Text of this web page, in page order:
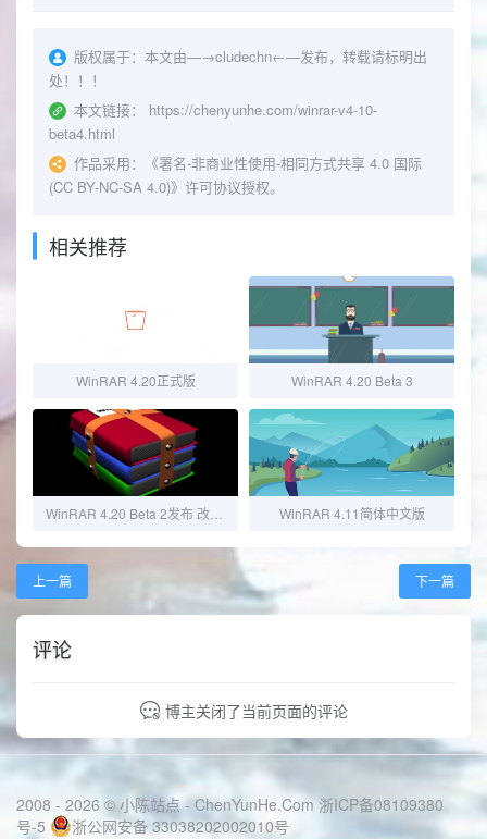
版权属于： 本文由—→cludechn←—发布，转载请标明出
处！！！
本文链接：
https://chenyunhe.com/winrar-v4-10-
beta4.html
作品采用：
《署名-非商业性使用-相同方式共享 4.0 国际
(CC BY-NC-SA 4.0)》许可协议授权。
相关推荐
WinRAR 4.20正式版 WinRAR 4.20 Beta 3
WinRAR 4.11简体中文版
上一篇 下一篇
评论
博主关闭了当前页面的评论
2008 - 2026 © 小陈站点 -ChenYunHe.Com 浙ICP备08109380
号-5
浙公网安备 33038202002010号